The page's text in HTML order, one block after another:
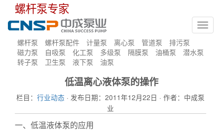
螺杆泵专家
螺杆泵 螺杆泵配件 计量泵 离心泵 管道泵
排污泵
磁力泵
自吸泵 化工泵 多级泵 隔膜泵 油桶泵
潜水泵
转子泵
卫生泵 液下泵 油泵
低温离心液体泵的操作
栏目： 行业动态 · 发布日期：2011年12月22日 · 作者：中成泵
业
一、低温液体泵的应用